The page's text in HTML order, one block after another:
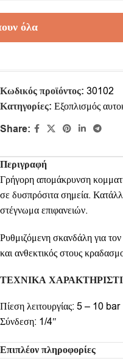
Add to
11 People watching
Κωδικός προϊόντος: 30102
Κατηγορίες: Εξοπλισμός
Share:
Περιγραφή
Γρήγορη απομάκρυνση
σε δυσπρόσιτα σημεία.
στέγνωμα επιφανειών.
Ρυθμιζόμενη σκανδάλη για
και ανθεκτικός στους
ΤΕΧΝΙΚΑ
Πίεση λειτουργίας: 5 – 10 bar
Σύνδεση: 1/4″
Επιπλέον πληροφορίες
όλα